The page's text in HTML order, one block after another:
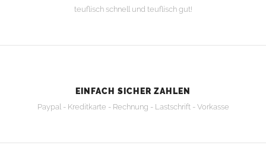
teuflisch schnell und teuflisch gut!
EINFACH SICHER ZAHLEN
Paypal - Kreditkarte - Rechnung - Lastschrift - Vorkasse